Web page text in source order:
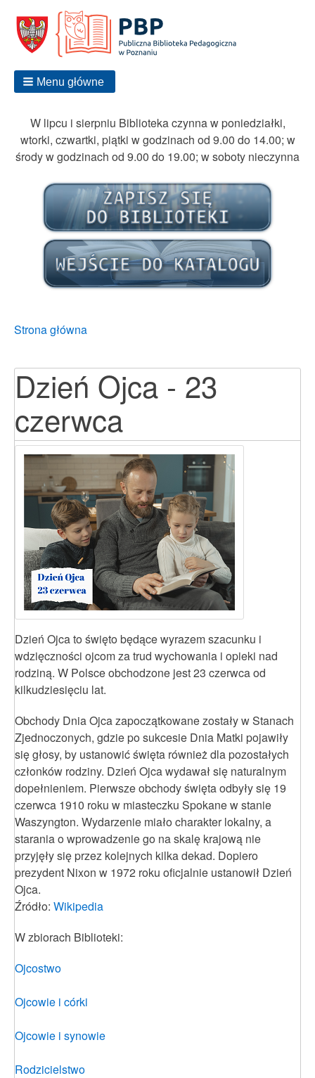
Menu główne
W lipcu i sierpniu Biblioteka czynna w poniedziałki,
wtorki, czwartki, piątki w godzinach od 9.00 do 14.00; w
środy w godzinach od 9.00 do 19.00; w soboty nieczynna
Breadcrumbs
You
Strona główna
Dzień Ojca - 23
czerwca
Dzień Ojca to święto będące wyrazem szacunku i
wdzięczności ojcom za trud wychowania i opieki nad
rodziną. W Polsce obchodzone jest 23 czerwca od
kilkudziesięciu lat.
Obchody Dnia Ojca zapoczątkowane zostały w Stanach
Zjednoczonych, gdzie po sukcesie Dnia Matki pojawiły
się głosy, by ustanowić święta również dla pozostałych
członków rodziny. Dzień Ojca wydawał się naturalnym
dopełnieniem. Pierwsze obchody święta odbyły się 19
czerwca 1910 roku w miasteczku Spokane w stanie
Waszyngton. Wydarzenie miało charakter lokalny, a
starania o wprowadzenie go na skalę krajową nie
przyjęły się przez kolejnych kilka dekad. Dopiero
prezydent Nixon w 1972 roku oficjalnie ustanowił Dzień
Ojca.
Źródło: Wikipedia
W zbiorach Biblioteki:
Ojcostwo
Ojcowie i córki
Ojcowie i synowie
Rodzicielstwo